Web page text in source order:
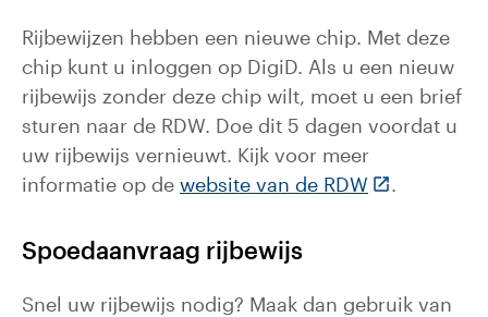
Rijbewijzen hebben een nieuwe chip. Met deze
chip kunt u inloggen op DigiD. Als u een nieuw
rijbewijs zonder deze chip wilt, moet u een brief
sturen naar de RDW. Doe dit 5 dagen voordat u
uw rijbewijs vernieuwt. Kijk voor meer
informatie op de website van de RDW (Deze link
.
Spoedaanvraag rijbewijs
Snel uw rijbewijs nodig? Maak dan gebruik van